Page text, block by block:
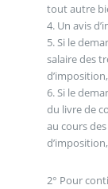
tout autre
4. Un avis
5. Si le
salaire des
6. Si le
du livre de
au cours
2° Pour